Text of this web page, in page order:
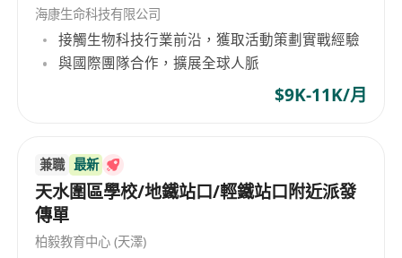
3、有良好的文字功底和豐富的創意能力，對短視頻
內容有較強的理解和把控能力，對視頻藝術有較好
的構圖和創意；
4、具有較強的溝通能力和團隊精神，思維活躍，能
海康生命科技有限公司
接觸生物科技行業前沿，獲取活動策劃實戰經驗
與國際團隊合作，擴展全球人脈
$9K-11K/月
兼職 最新
天水圍區學校/地鐵站口/輕鐵站口附近派發
傳單
柏毅教育中心 (天澤)